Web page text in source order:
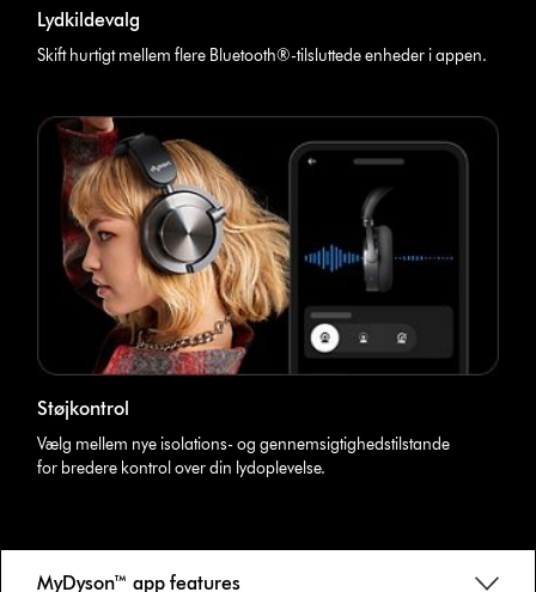
Lydkildevalg
Skift hurtigt mellem flere Bluetooth®-tilsluttede enheder i appen.
Støjkontrol
Vælg mellem nye isolations- og gennemsigtighedstilstande
for bredere kontrol over din lydoplevelse.
MyDyson™ app features